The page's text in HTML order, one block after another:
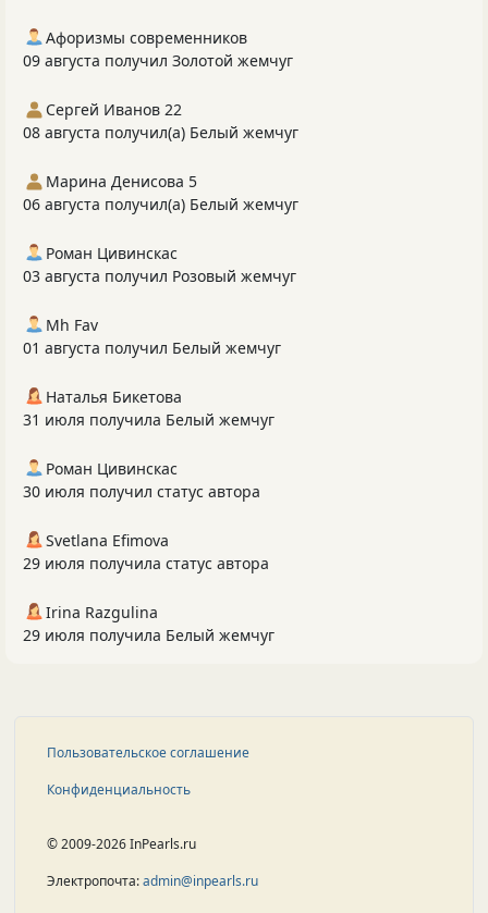
Афоризмы современников
09 августа получил Золотой жемчуг
Сергей Иванов 22
08 августа получил(а) Белый жемчуг
Марина Денисова 5
06 августа получил(а) Белый жемчуг
Роман Цивинскас
03 августа получил Розовый жемчуг
Mh Fav
01 августа получил Белый жемчуг
Наталья Бикетова
31 июля получила Белый жемчуг
Роман Цивинскас
30 июля получил статус автора
Svetlana Efimova
29 июля получила статус автора
Irina Razgulina
29 июля получила Белый жемчуг
Пользовательское соглашение
Конфиденциальность
© 2009-2026 InPearls.ru
Электропочта:admin@inpearls.ru